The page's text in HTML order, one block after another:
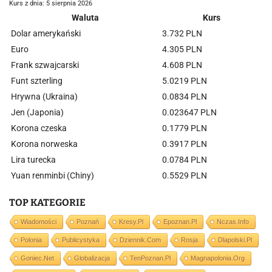
Kurs z dnia: 5 sierpnia 2026
Waluta
Kurs
Dolar amerykański
3.732 PLN
Euro
4.305 PLN
Frank szwajcarski
4.608 PLN
Funt szterling
5.0219 PLN
Hrywna (Ukraina)
0.0834 PLN
Jen (Japonia)
0.023647 PLN
Korona czeska
0.1779 PLN
Korona norweska
0.3917 PLN
Lira turecka
0.0784 PLN
Yuan renminbi (Chiny)
0.5529 PLN
TOP KATEGORIE
Wiadomości Poznań Kresy.pl Epoznan.pl Nczas.info
Polonia Publicystyka Dziennik.com Rosja Dlapolski.pl
Goniec.net Globalizacja TenPoznan.pl Magnapolonia.org